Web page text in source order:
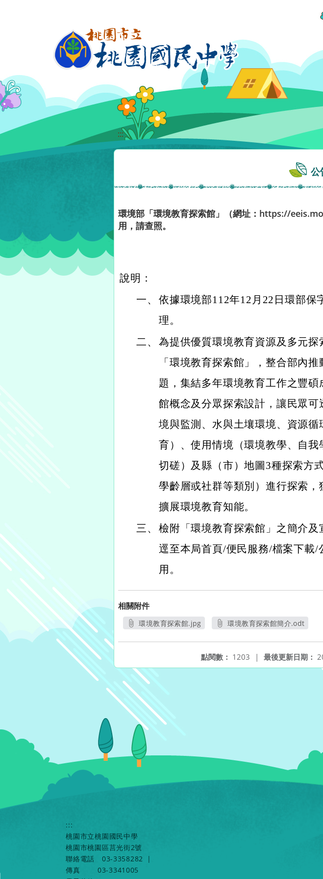
:::
公
環境部「環境教育探索館」（網址：https://
用，請查照。
說明：
一、 依據環境部112年12月22日環部保
理。
二、 為提供優質環境教育資源及多元探
「環境教育探索館」，整合部內
題，集結多年環境教育工作之豐
館概念及分眾探索設計，讓民眾
境與監測、水與土壤環境、資源
育）、使用情境（環境教學、自
切磋）及縣（市）地圖3種探索方
學齡層或社群等類別）進行探索，
擴展環境教育知能。
三、 檢附「環境教育探索館」之簡介
逕至本局首頁/便民服務/檔案下載/
用。
相關附件
環境教育探索館.jpg
環境教育探索館簡介.odt
最後更新日期：
點閱數： 1203 |
:::
桃園市立桃園國民中學
桃園市桃園區莒光街2號
聯絡電話
03-3358282
|
傳真
03-3341005